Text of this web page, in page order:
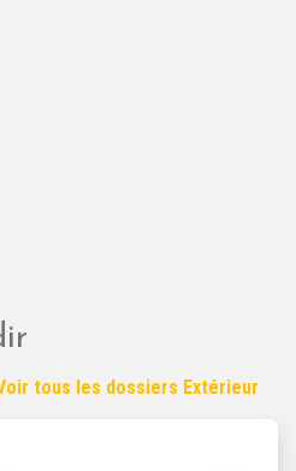
tous les dossiers Extérieur